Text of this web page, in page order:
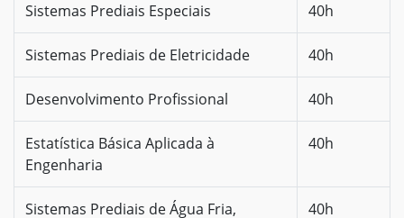
Sistemas Prediais Especiais 40h
Sistemas Prediais de Eletricidade 40h
Desenvolvimento Profissional 40h
Estatística Básica Aplicada à
Engenharia
40h
Sistemas Prediais de Água Fria,
40h